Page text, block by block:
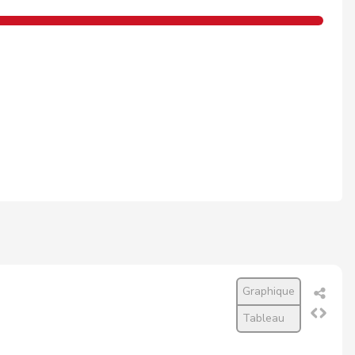
Graphique
Tableau